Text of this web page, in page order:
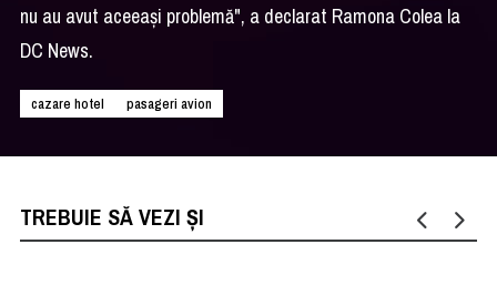
nu au avut aceeaşi problemă", a declarat Ramona Colea la
DC News.
cazare hotel pasageri avion
TREBUIE SĂ VEZI ȘI